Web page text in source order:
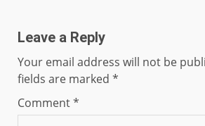
Leave a Reply
Your email address will not be
fields are marked *
Comment*